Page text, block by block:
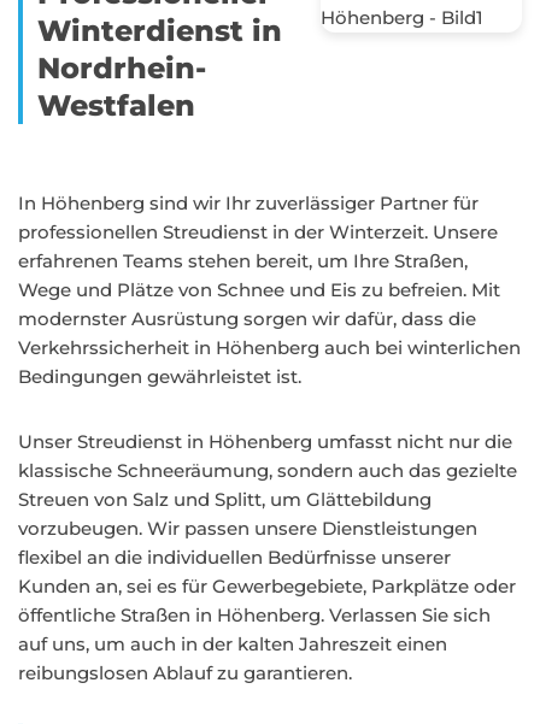
Winterdienst in
Nordrhein-
Westfalen
In Höhenberg sind wir Ihr zuverlässiger Partner für
professionellen Streudienst in der Winterzeit. Unsere
erfahrenen Teams stehen bereit, um Ihre Straßen,
Wege und Plätze von Schnee und Eis zu befreien. Mit
modernster Ausrüstung sorgen wir dafür, dass die
Verkehrssicherheit in Höhenberg auch bei winterlichen
Bedingungen gewährleistet ist.
Unser Streudienst in Höhenberg umfasst nicht nur die
klassische Schneeräumung, sondern auch das gezielte
Streuen von Salz und Splitt, um Glättebildung
vorzubeugen. Wir passen unsere Dienstleistungen
flexibel an die individuellen Bedürfnisse unserer
Kunden an, sei es für Gewerbegebiete, Parkplätze oder
öffentliche Straßen in Höhenberg. Verlassen Sie sich
auf uns, um auch in der kalten Jahreszeit einen
reibungslosen Ablauf zu garantieren.